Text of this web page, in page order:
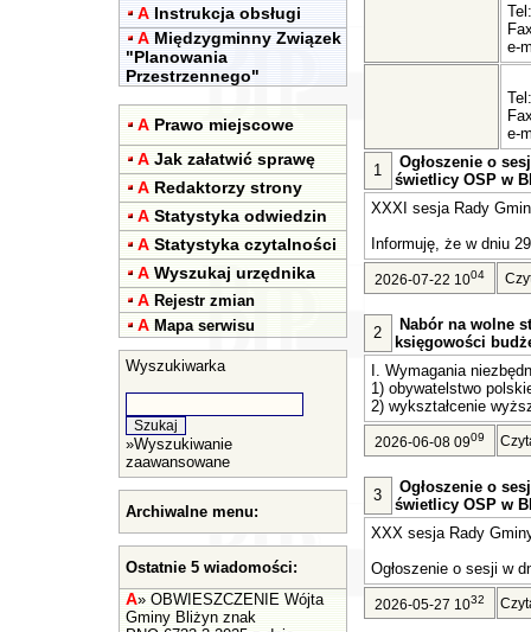
A Instrukcja obsługi
A Międzygminny Związek
"Planowania
Przestrzennego"
A Prawo miejscowe
A Jak załatwić sprawę
A Redaktorzy strony
A Statystyka odwiedzin
A Statystyka czytalności
A Wyszukaj urzędnika
A Rejestr zmian
A Mapa serwisu
Wyszukiwarka
»Wyszukiwanie
zaawansowane
Archiwalne menu:
Ostatnie 5 wiadomości:
A» OBWIESZCZENIE Wójta
Gminy Bliżyn znak
Tel:
e-
Tel:
e-
1
Ogłoszenie o
świetlicy OSP w
XXXI sesja Rady
Informuję, że w dniu
2026-07-22 1004
2
Nabór na wolne
księgowości
I. Wymagania
1) obywatelstwo
2) wykształcenie
2026-06-08 0909
3
Ogłoszenie o
świetlicy OSP w
XXX sesja Rady
Ogłoszenie o sesji w
2026-05-27 1032